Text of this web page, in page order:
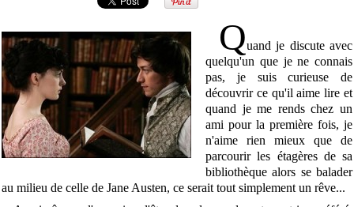
Quand je discute avec
quelqu'un que je ne connais
pas, je suis curieuse de
découvrir ce qu'il aime lire et
quand je me rends chez un
ami pour la première fois, je
n'aime rien mieux que de
parcourir les étagères de sa
bibliothèque alors se balader
au milieu de celle de Jane Austen, ce serait tout simplement un rêve...